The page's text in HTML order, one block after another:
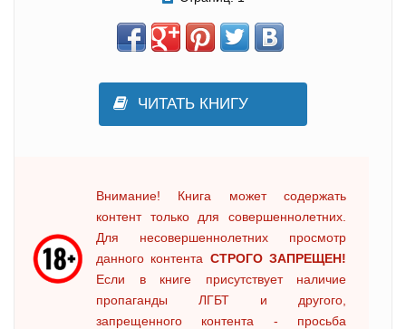
ЧИТАТЬ КНИГУ
Внимание! Книга может содержать
контент только для совершеннолетних.
Для несовершеннолетних просмотр
данного контента СТРОГО ЗАПРЕЩЕН!
Если в книге присутствует наличие
пропаганды ЛГБТ и другого,
запрещенного контента - просьба